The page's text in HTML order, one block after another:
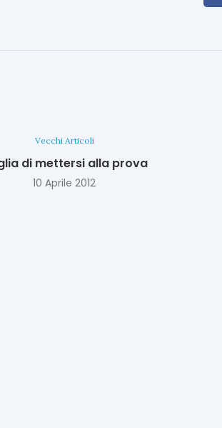
Vecchi Articoli
di mettersi alla prova
10 Aprile 2012